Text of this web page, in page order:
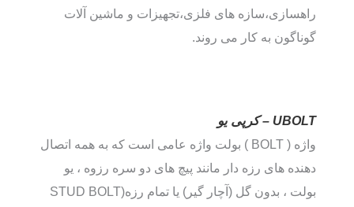
راهسازی،سازه های فلزی،تجهیزات و ماشین آلات
گوناگون به کار می روند.
UBOLT – کرپی یو
واژه ( BOLT ) بولت واژه عامی است که به همه اتصال
دهنده های رزه دار مانند پیچ های دو سره رزوه ، یو
بولت ، بدون گل (آچار گیر) یا تمام رزه(STUD BOLT